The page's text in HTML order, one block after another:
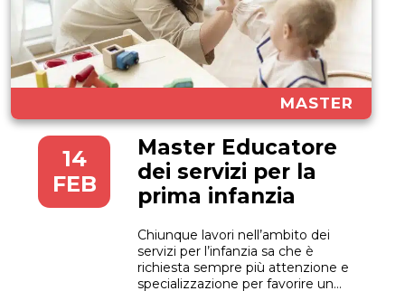
MASTER
14
FEB
Master Educatore
dei servizi per la
prima infanzia
Chiunque lavori nell’ambito dei
servizi per l’infanzia sa che è
richiesta sempre più attenzione e
specializzazione per favorire un